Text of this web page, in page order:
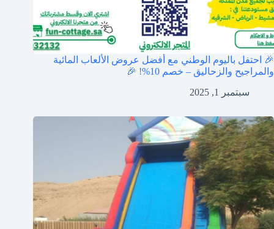
🎉 احتفل باليوم الوطني مع أفضل عروض الألعاب المائية
والمراجيح والزحاليق – خصم 10%! 🎉
سبتمبر 1, 2025